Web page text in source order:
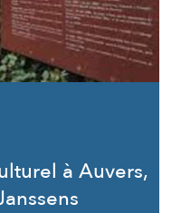
à Auvers,